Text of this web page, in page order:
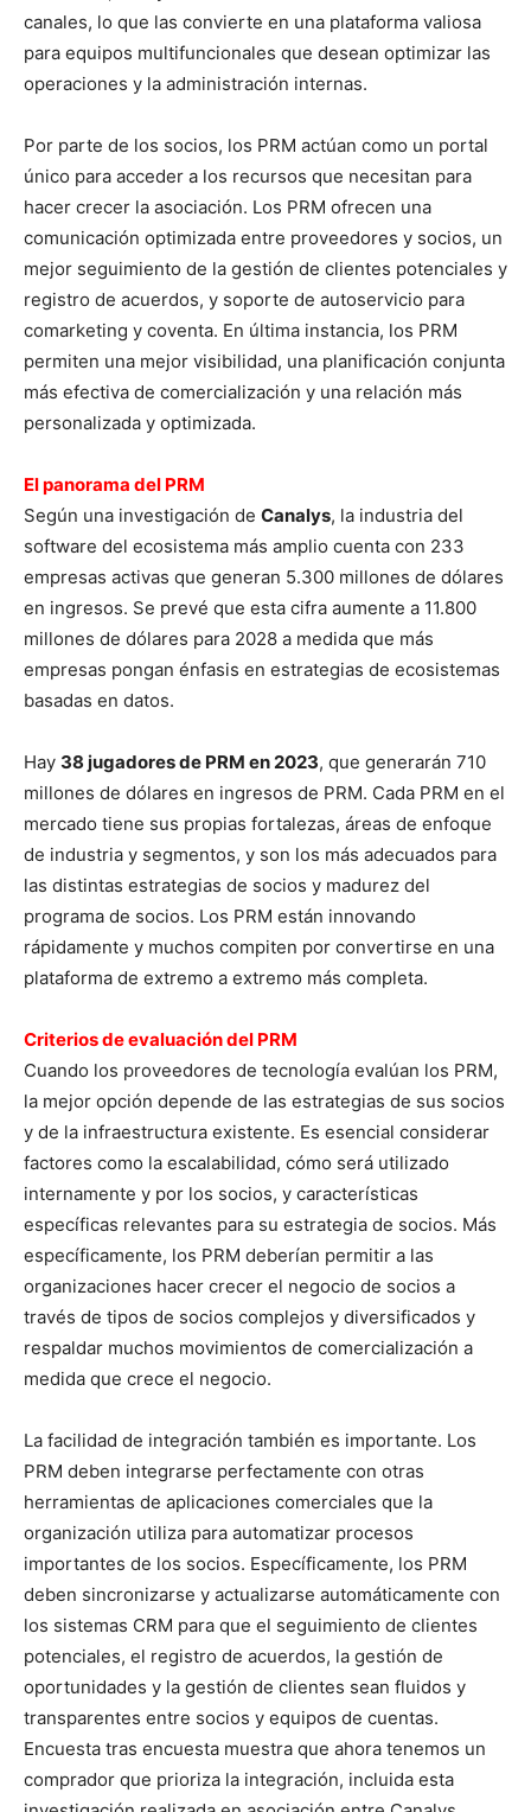
canales, lo que las convierte en una plataforma valiosa
para equipos multifuncionales que desean optimizar las
operaciones y la administración internas.
Por parte de los socios, los PRM actúan como un portal
único para acceder a los recursos que necesitan para
hacer crecer la asociación. Los PRM ofrecen una
comunicación optimizada entre proveedores y socios, un
mejor seguimiento de la gestión de clientes potenciales y
registro de acuerdos, y soporte de autoservicio para
comarketing y coventa. En última instancia, los PRM
permiten una mejor visibilidad, una planificación conjunta
más efectiva de comercialización y una relación más
personalizada y optimizada.
El panorama del PRM
Según una investigación de Canalys, la industria del
software del ecosistema más amplio cuenta con 233
empresas activas que generan 5.300 millones de dólares
en ingresos. Se prevé que esta cifra aumente a 11.800
millones de dólares para 2028 a medida que más
empresas pongan énfasis en estrategias de ecosistemas
basadas en datos.
Hay 38 jugadores de PRM en 2023, que generarán 710
millones de dólares en ingresos de PRM. Cada PRM en el
mercado tiene sus propias fortalezas, áreas de enfoque
de industria y segmentos, y son los más adecuados para
las distintas estrategias de socios y madurez del
programa de socios. Los PRM están innovando
rápidamente y muchos compiten por convertirse en una
plataforma de extremo a extremo más completa.
Criterios de evaluación del PRM
Cuando los proveedores de tecnología evalúan los PRM,
la mejor opción depende de las estrategias de sus socios
y de la infraestructura existente. Es esencial considerar
factores como la escalabilidad, cómo será utilizado
internamente y por los socios, y características
específicas relevantes para su estrategia de socios. Más
específicamente, los PRM deberían permitir a las
organizaciones hacer crecer el negocio de socios a
través de tipos de socios complejos y diversificados y
respaldar muchos movimientos de comercialización a
medida que crece el negocio.
La facilidad de integración también es importante. Los
PRM deben integrarse perfectamente con otras
herramientas de aplicaciones comerciales que la
organización utiliza para automatizar procesos
importantes de los socios. Específicamente, los PRM
deben sincronizarse y actualizarse automáticamente con
los sistemas CRM para que el seguimiento de clientes
potenciales, el registro de acuerdos, la gestión de
oportunidades y la gestión de clientes sean fluidos y
transparentes entre socios y equipos de cuentas.
Encuesta tras encuesta muestra que ahora tenemos un
comprador que prioriza la integración, incluida esta